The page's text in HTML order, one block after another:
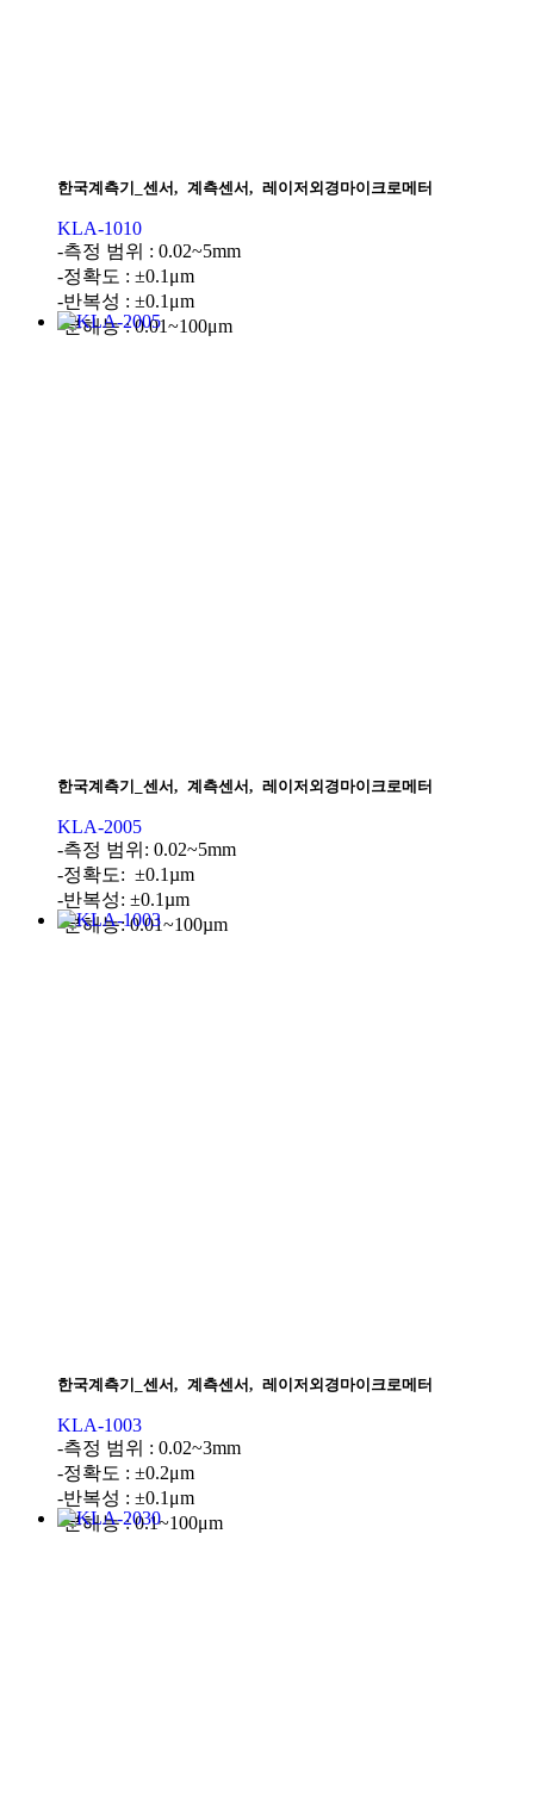
한국계측기_센서 , 계측센서, 레이저외경마이크로메터
KLA-1010
-측정 범위 : 0.02~5mm
-정확도 : ±0.1μm
-반복성 : ±0.1μm
-분해능 : 0.01~100μm
한국계측기_센서 , 계측센서, 레이저외경마이크로메터
KLA-2005
-측정 범위: 0.02~5mm
-정확도: ±0.1µm
-반복성: ±0.1µm
-분해능: 0.01~100µm
한국계측기_센서 , 계측센서, 레이저외경마이크로메터
KLA-1003
-측정 범위 : 0.02~3mm
-정확도 : ±0.2μm
-반복성 : ±0.1μm
-분해능 : 0.1~100μm